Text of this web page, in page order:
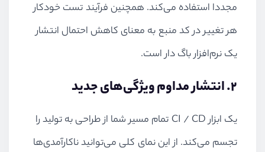
مجددا استفاده می‌کند. همچنین فرآیند تست خودکار
هر تغییر در کد منبع به معنای کاهش احتمال انتشار
یک نرم‌افزار باگ دار است.
2. انتشار مداوم ویژگی‌های جدید
یک ابزارCI / CDتمام مسیر شما از طراحی به تولید را
تجسم می‌کند. از این نمای کلی می‌توانید ناکارآمدی‌ها